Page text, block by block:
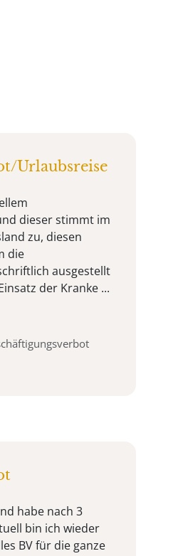
Urlaubsreise
dieser stimmt im
zu, diesen
die
ausgestellt
der Kranke ...
habe nach 3
bin ich wieder
BV für die ganze